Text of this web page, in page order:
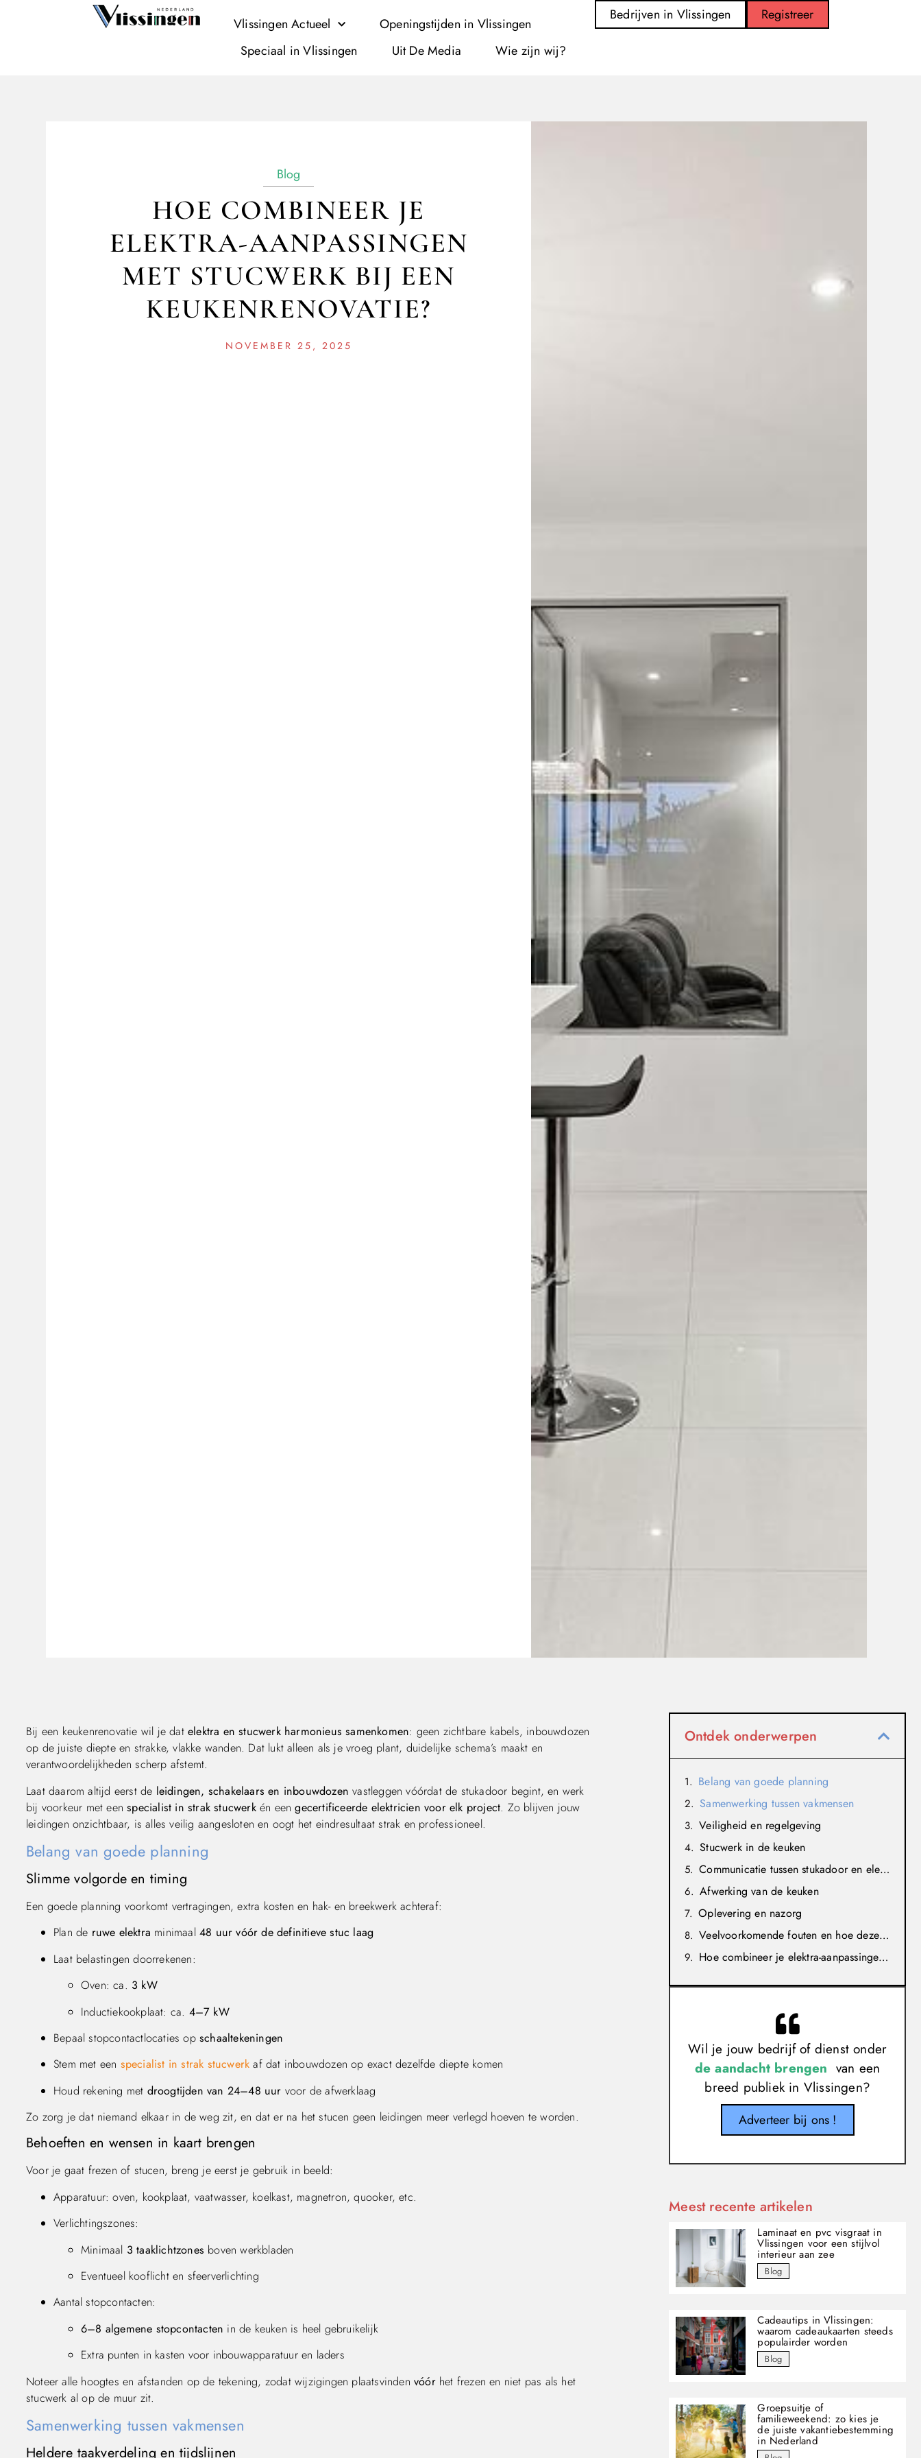
Vlissingen Actueel
Openingstijden in Vlissingen
Speciaal in Vlissingen
Uit De Media Wie zijn wij?
Registreer
Bedrijven in Vlissingen
Blog
HOE COMBINEER JE
ELEKTRA-AANPASSINGEN
MET STUCWERK BIJ EEN
KEUKENRENOVATIE?
NOVEMBER 25, 2025
Bij een keukenrenovatie wil je dat elektra en stucwerk harmonieus samenkomen: geen zichtbare kabels, inbouwdozen
op de juiste diepte en strakke, vlakke wanden. Dat lukt alleen als je vroeg plant, duidelijke schema’s maakt en
verantwoordelijkheden scherp afstemt.
Laat daarom altijd eerst de leidingen, schakelaars en inbouwdozen vastleggen vóórdat de stukadoor begint, en werk
bij voorkeur met eenspecialist in strak stucwerkén eengecertificeerde elektricien voor elk project. Zo blijven jouw
leidingen onzichtbaar, is alles veilig aangesloten en oogt het eindresultaat strak en professioneel.
Belang van goede planning
Slimme volgorde en timing
Een goede planning voorkomt vertragingen, extra kosten en hak- en breekwerk achteraf:
Plan de ruwe elektra minimaal48 uur vóór de definitieve stuc laag
Laat belastingen doorrekenen:
Oven: ca. 3 kW
Inductiekookplaat: ca. 4–7 kW
Bepaal stopcontactlocaties op schaaltekeningen
Stem met een specialist in strak stucwerk af dat inbouwdozen op exact dezelfde diepte komen
Houd rekening met droogtijden van 24–48 uur voor de afwerklaag
Zo zorg je dat niemand elkaar in de weg zit, en dat er na het stucen geen leidingen meer verlegd hoeven te worden.
Behoeften en wensen in kaart brengen
Voor je gaat frezen of stucen, breng je eerst je gebruik in beeld:
Apparatuur: oven, kookplaat, vaatwasser, koelkast, magnetron, quooker, etc.
Verlichtingszones:
Minimaal 3 taaklichtzones boven werkbladen
Eventueel kooflicht en sfeerverlichting
Aantal stopcontacten:
6–8 algemene stopcontacten in de keuken is heel gebruikelijk
Extra punten in kasten voor inbouwapparatuur en laders
Noteer alle hoogtes en afstanden op de tekening, zodat wijzigingen plaatsvinden vóórhet frezen en niet pas als het
stucwerk al op de muur zit.
Samenwerking tussen vakmensen
Heldere taakverdeling en tijdslijnen
Ontdek onderwerpen
Belang van goede planning
Samenwerking tussen vakmensen
Veiligheid en regelgeving
Stucwerk in de keuken
Communicatie tussen stukadoor en elektricien
Afwerking van de keuken
Oplevering en nazorg
Veelvoorkomende fouten en hoe deze te vermijden
Hoe combineer je elektra-aanpassingen met stucwerk bij een keukenrenovatie?
Wil je jouw bedrijf of dienst onder
de aandacht brengenvan een
breed publiek in Vlissingen?
Adverteer bij ons !
Meest recente artikelen
Laminaat en pvc visgraat in
Vlissingen voor een stijlvol
interieur aan zee
Blog
Cadeautips in Vlissingen:
waarom cadeaukaarten steeds
populairder worden
Blog
Groepsuitje of
familieweekend: zo kies je
de juiste vakantiebestemming
in Nederland